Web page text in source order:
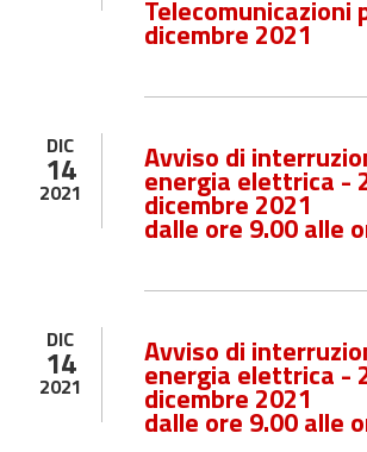
Telecomunicazioni
dicembre 2021
DIC
14
2021
Avviso di
energia elettrica -
dicembre 2021
dalle ore 9.00 alle
DIC
14
2021
Avviso di
energia elettrica -
dicembre 2021
dalle ore 9.00 alle